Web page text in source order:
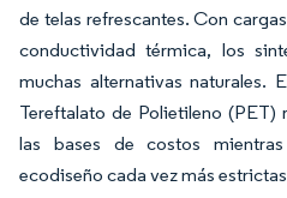
de telas refrescantes. Con
conductividad térmica, los
muchas alternativas naturales.
Tereftalato de Polietileno (PET)
las bases de costos
ecodiseño cada vez más